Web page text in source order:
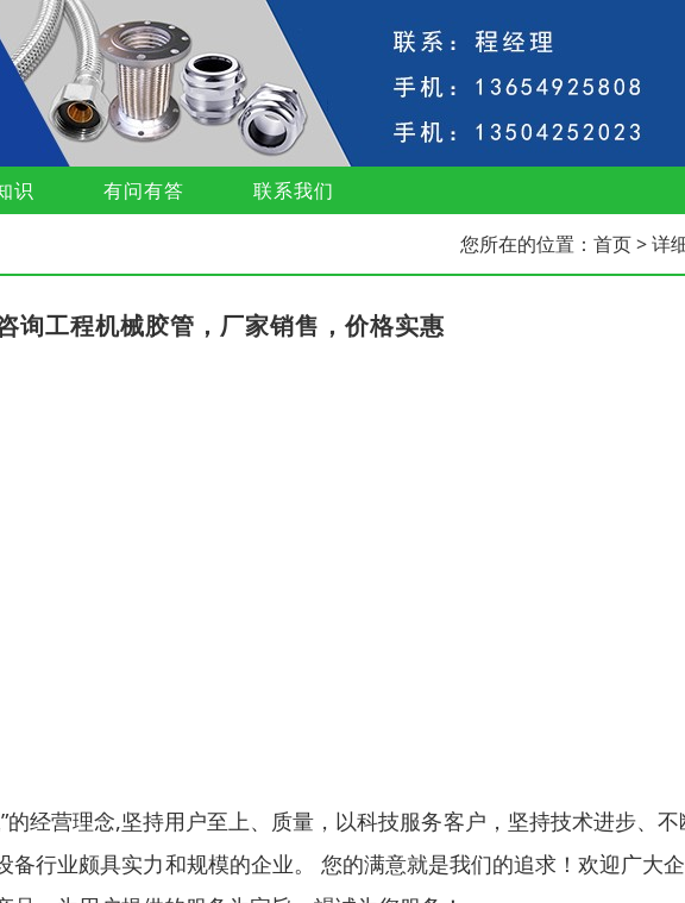
识 有问有答 联系我们
您所在的位置： 首页> 详
询工程机械胶管，厂家销售，价格实惠
经营理念,坚持用户至上、质量，以科技服务客户，坚持技术进步、
备行业颇具实力和规模的企业。 您的满意就是我们的追求！欢迎广大